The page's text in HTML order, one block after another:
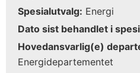
Spesialutvalg: Energi
Dato sist behandlet i
Hovedansvarlig(e)
Energidepartementet